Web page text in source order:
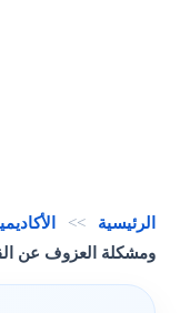
الرئيسية >>
ومشكلة العزوف عن